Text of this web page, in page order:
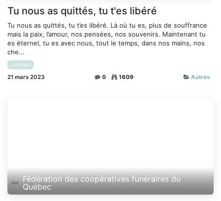
Tu nous as quittés, tu t'es libéré
Tu nous as quittés, tu t’es libéré. Là où tu es, plus de souffrance
mais la paix, l’amour, nos pensées, nos souvenirs. Maintenant tu
es éternel, tu es avec nous, tout le temps, dans nos mains, nos
che...
Lettres
21 mars 2023 0 1609 Autres
Fédération des coopératives funéraires du
Québec